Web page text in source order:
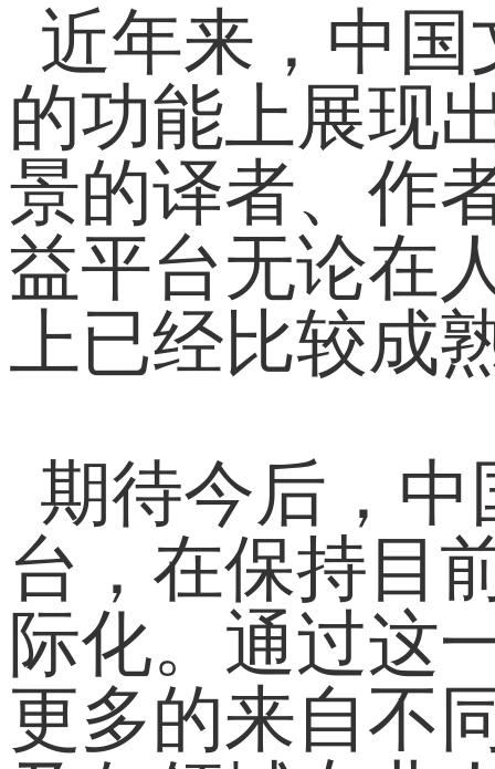
近年来，中
的功能上展现
景的译者、作
益平台无论在
上已经比较成
期待今后，
台，在保持目
际化。通过这
更多的来自不